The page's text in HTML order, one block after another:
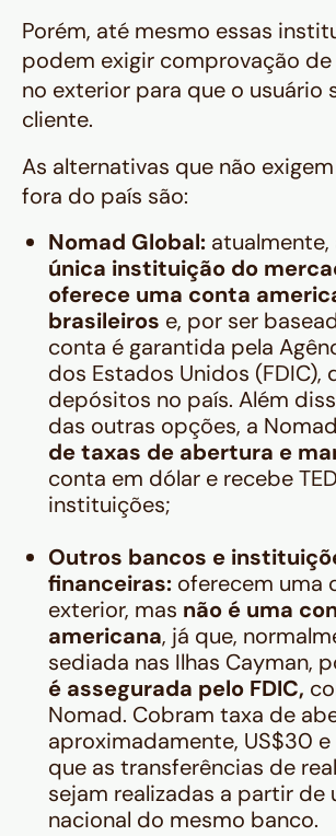
Porém, até mesmo essas
podem exigir comprovação
no exterior para que o usuário
cliente.
As alternativas que não
fora do país são:
Nomad Global:
única instituição do
oferece uma conta
brasileiros e, por ser
conta é garantida pela
dos Estados Unidos (FDIC),
depósitos no país. Além
das outras opções, a Nomad
de taxas de abertura e
conta em dólar e recebe
instituições;
Outros bancos e
financeiras: oferecem uma
exterior, mas não é uma
americana, já que,
sediada nas Ilhas Cayman,
é assegurada pelo FDIC,
Nomad. Cobram taxa de
aproximadamente, US$30
que as transferências de
sejam realizadas a partir de
nacional do mesmo banco.